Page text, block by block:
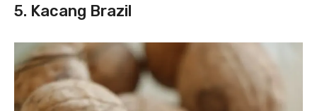
5. Kacang Brazil